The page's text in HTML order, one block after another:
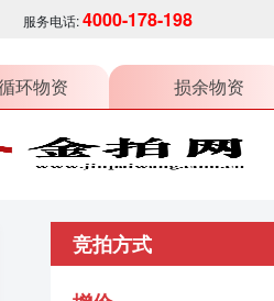
服务电话:4000-178-198
循环物资 损余物资
竞拍方式